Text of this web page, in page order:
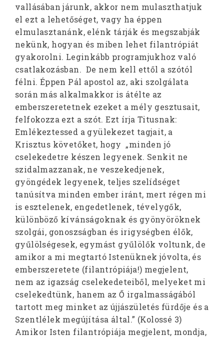
vallásában járunk, akkor nem mulaszthatjuk
el ezt a lehetőséget, vagy ha éppen
elmulasztanánk, elénk tárják és megszabják
nekünk, hogyan és miben lehet filantrópiát
gyakorolni. Leginkább programjukhoz való
csatlakozásban. De nem kell ettől a szótól
félni. Éppen Pál apostol az, aki szolgálata
során más alkalmakkor is átélte az
emberszeretetnek ezeket a mély gesztusait,
felfokozza ezt a szót. Ezt írja Titusnak:
Emlékeztessed a gyülekezet tagjait, a
Krisztus követőket, hogy „minden jó
cselekedetre készen legyenek. Senkit ne
szidalmazzanak, ne veszekedjenek,
gyöngédek legyenek, teljes szelídséget
tanúsítva minden ember iránt, mert régen mi
is esztelenek, engedetlenek, tévelygők,
különböző kívánságoknak és gyönyöröknek
szolgái, gonoszságban és irigységben élők,
gyűlölségesek, egymást gyűlölők voltunk, de
amikor a mi megtartó Istenüknek jóvolta, és
emberszeretete (filantrópiája!) megjelent,
nem az igazság cselekedeteiből, melyeket mi
cselekedtünk, hanem az Ő irgalmasságából
tartott meg minket az újjászületés fürdője és a
Szentlélek megújítása által.” (Kolossé 3)
Amikor Isten filantrópiája megjelent, mondja,